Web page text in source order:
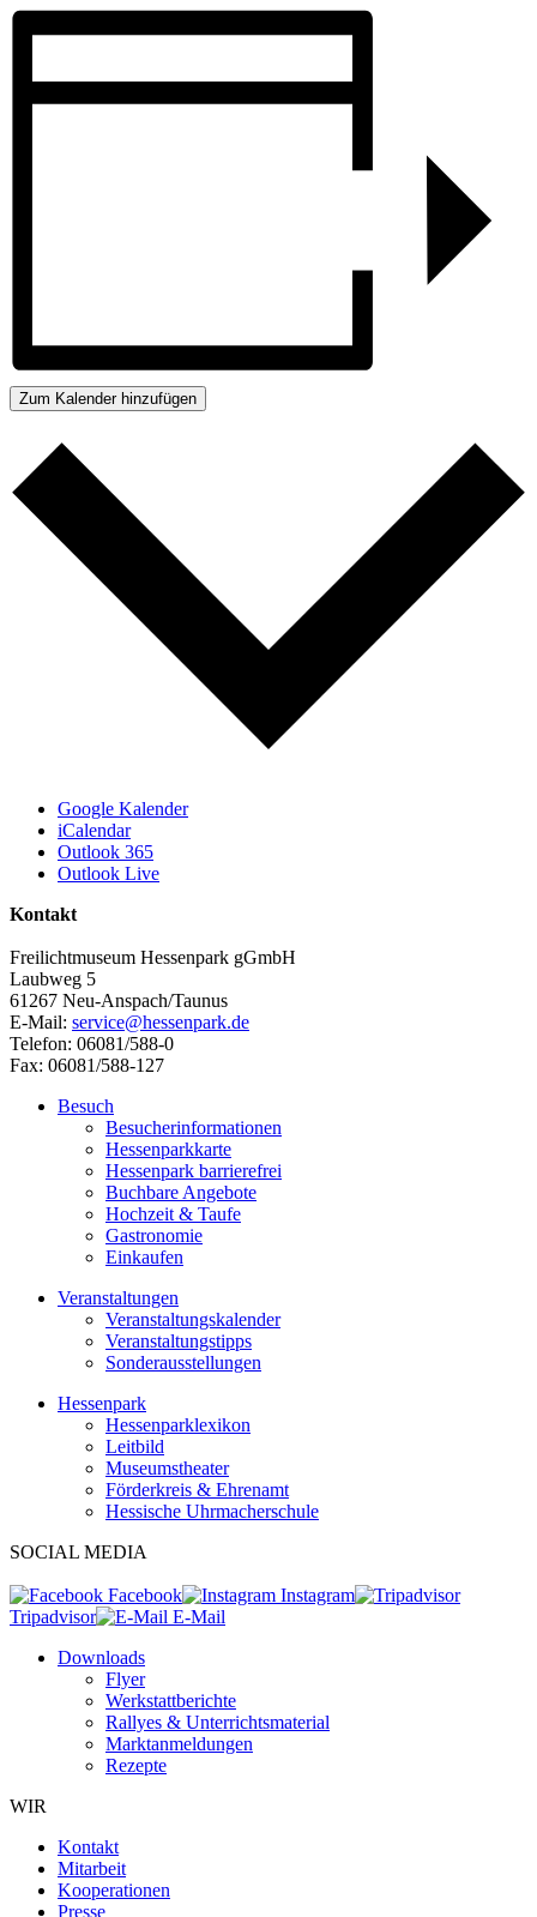
Zum Kalender hinzufügen
Google Kalender
iCalendar
Outlook 365
Outlook Live
Kontakt
Freilichtmuseum Hessenpark gGmbH
Laubweg 5
61267 Neu-Anspach/Taunus
E-Mail: service@hessenpark.de
Telefon: 06081/588-0
Fax: 06081/588-127
Besuch
Besucherinformationen
Hessenparkkarte
Hessenpark barrierefrei
Buchbare Angebote
Hochzeit & Taufe
Gastronomie
Einkaufen
Veranstaltungen
Veranstaltungskalender
Veranstaltungstipps
Sonderausstellungen
Hessenpark
Hessenparklexikon
Leitbild
Museumstheater
Förderkreis & Ehrenamt
Hessische Uhrmacherschule
SOCIAL MEDIA
Facebook
Instagram
Tripadvisor
E-Mail
Downloads
Flyer
Werkstattberichte
Rallyes & Unterrichtsmaterial
Marktanmeldungen
Rezepte
WIR
Kontakt
Mitarbeit
Kooperationen
Presse